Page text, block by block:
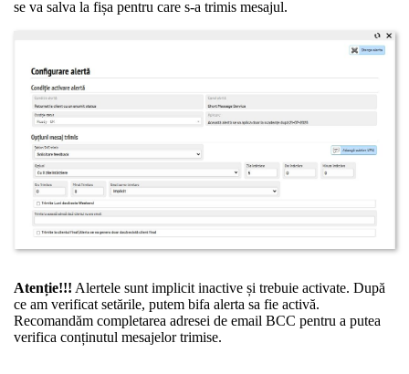
se va salva la fișa pentru care s-a trimis mesajul.
Atenție!!! Alertele sunt implicit inactive și trebuie activate. După
ce am verificat setările, putem bifa alerta sa fie activă.
Recomandăm completarea adresei de email BCC pentru a putea
verifica conținutul mesajelor trimise.